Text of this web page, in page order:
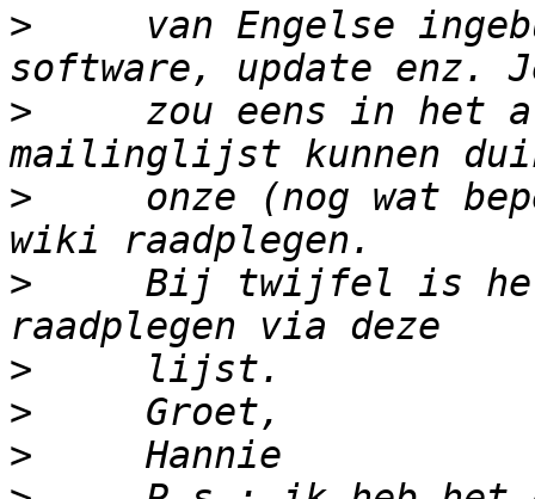
>
van Engelse
>
zou eens in het
>
onze (nog wat
>
Bij twijfel is
>
>
>